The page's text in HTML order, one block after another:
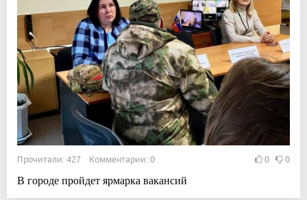
Прочитали: 427 Комментарии: 0 0 0
В городе пройдет ярмарка вакансий